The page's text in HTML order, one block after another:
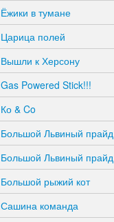
Ёжики в тумане
Царица полей
Вышли к Херсону
Gas Powered Stick!!!
Ко & Co
Большой Львиный прайд
Большой Львиный прайд
Большой рыжий кот
Сашина команда